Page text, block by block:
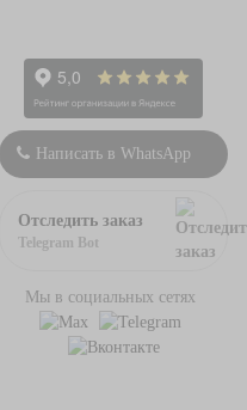
Написать в WhatsApp
Отследить заказ
Telegram Bot
Мы в социальных сетях